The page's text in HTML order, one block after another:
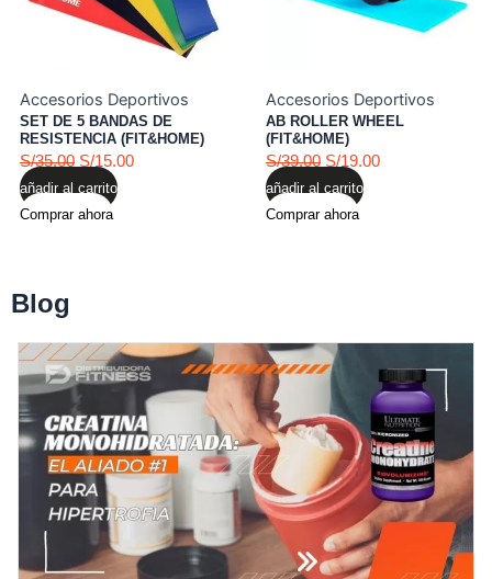
Accesorios Deportivos
SET DE 5 BANDAS DE
RESISTENCIA (FIT&HOME)
S/35.00 S/15.00
añadir al carrito
Comprar ahora
Accesorios Deportivos
AB ROLLER WHEEL
(FIT&HOME)
S/39.00 S/19.00
añadir al carrito
Comprar ahora
Blog